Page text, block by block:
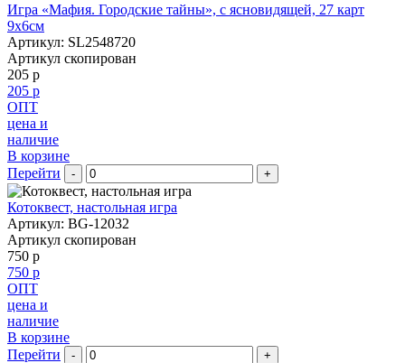
Игра «Мафия. Городские тайны», с ясновидящей, 27 карт
9х6см
Артикул: SL2548720
Артикул скопирован
205 р
205 р
ОПТ
цена и
наличие
В корзине
Перейти
- +
Котоквест, настольная игра
Артикул: BG-12032
Артикул скопирован
750 р
750 р
ОПТ
цена и
наличие
В корзине
Перейти
- +